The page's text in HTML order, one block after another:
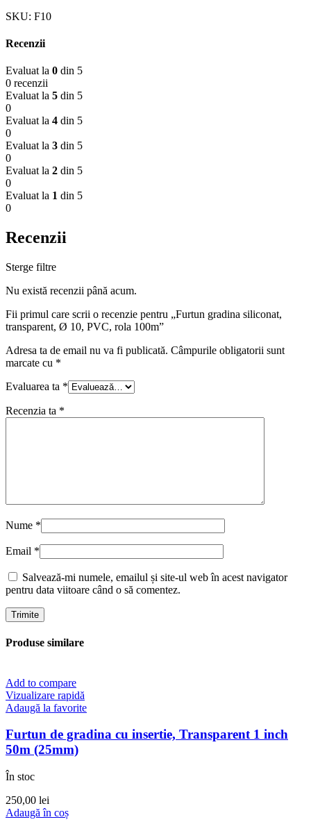
SKU: F10
Recenzii
Evaluat la 0 din 5
0 recenzii
Evaluat la 5 din 5
0
Evaluat la 4 din 5
0
Evaluat la 3 din 5
0
Evaluat la 2 din 5
0
Evaluat la 1 din 5
0
Recenzii
Sterge filtre
Nu există recenzii până acum.
Fii primul care scrii o recenzie pentru „Furtun gradina siliconat,
transparent, Ø 10, PVC, rola 100m”
Adresa ta de email nu va fi publicată. Câmpurile obligatorii sunt
marcate cu *
Evaluarea ta *
Recenzia ta *
Nume *
Email *
Salvează-mi numele, emailul și site-ul web în acest navigator
pentru data viitoare când o să comentez.
Produse similare
Add to compare
Vizualizare rapidă
Adaugă la favorite
Furtun de gradina cu insertie, Transparent 1 inch
50m (25mm)
În stoc
250,00 lei
Adaugă în coș